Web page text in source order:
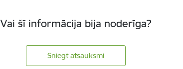
Vai šī informācija bija noderīga?
Sniegt atsauksmi